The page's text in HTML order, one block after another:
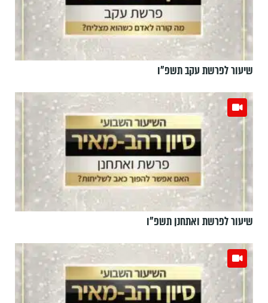
שיעור לפרשת עקב תשפ"ו
שיעור לפרשת ואתחנן תשפ"ו